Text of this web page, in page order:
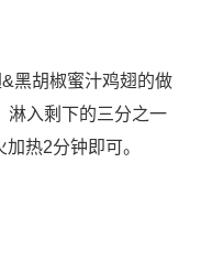
黑胡椒蜜汁鸡翅的做
淋入剩下的三分之一
热2分钟即可。